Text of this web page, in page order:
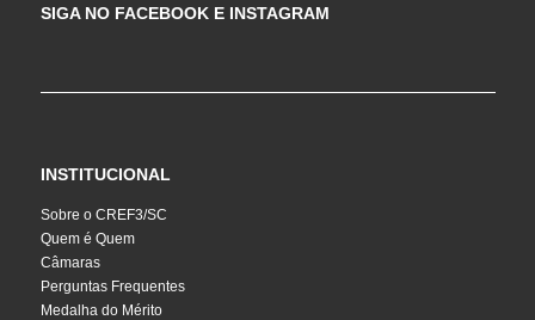
SIGA NO FACEBOOK E INSTAGRAM
INSTITUCIONAL
Sobre o CREF3/SC
Quem é Quem
Câmaras
Perguntas Frequentes
Medalha do Mérito